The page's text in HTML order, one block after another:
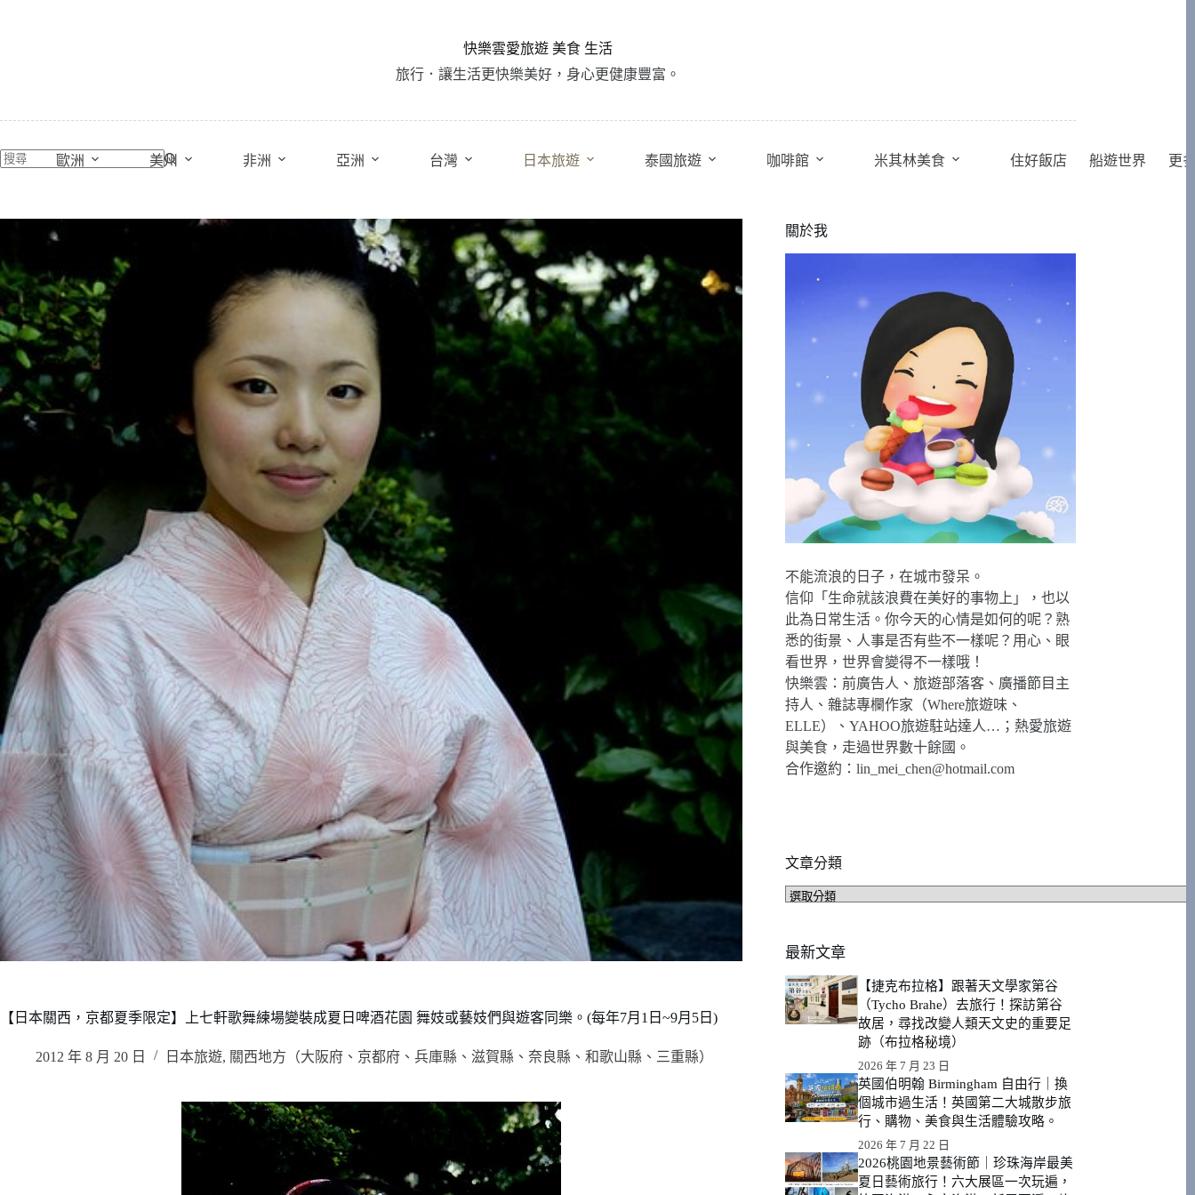
容
快樂雲愛旅遊 美食 生活
旅行．讓生活更快樂美好，身心更健康豐富。
歐洲 美州 非洲 亞洲 台灣 日本旅遊 泰國旅遊 咖啡館 米其林美食 住好飯店 船遊世界 更
【日本關西，京都夏季限定】上七軒歌舞練場變裝成夏日啤酒花園 舞妓或藝妓們與遊客同樂。(每年7月1日~9月5日)
2012 年 8 月 20 日 日本旅遊, 關西地方（大阪府、京都府、兵庫縣、滋賀縣、奈良縣、和歌山縣、三重縣）
關於我
不能流浪的日子，在城市發呆。
信仰「生命就該浪費在美好的事物上」，也以
此為日常生活。你今天的心情是如何的呢？熟
悉的街景、人事是否有些不一樣呢？用心、眼
看世界，世界會變得不一樣哦！
快樂雲：前廣告人、旅遊部落客、廣播節目主
持人、雜誌專欄作家（Where旅遊味、
ELLE）、YAHOO旅遊駐站達人…；熱愛旅遊
與美食，走過世界數十餘國。
合作邀約：lin_mei_chen@hotmail.com
文章分類
文
類
最新文章
【捷克布拉格】跟著天文學家第谷
（Tycho Brahe）去旅行！探訪第谷
故居，尋找改變人類天文史的重要足
跡（布拉格秘境）
2026 年 7 月 23 日
英國伯明翰 Birmingham 自由行｜換
個城市過生活！英國第二大城散步旅
行、購物、美食與生活體驗攻略。
2026 年 7 月 22 日
2026桃園地景藝術節｜珍珠海岸最美
夏日藝術旅行！六大展區一次玩遍，